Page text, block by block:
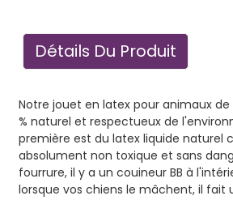
Détails Du Produit
Notre jouet en latex pour animaux
% naturel et respectueux de
première est du latex liquide naturel
absolument non toxique et sans
fourrure, il y a un couineur BB à
lorsque vos chiens le mâchent, il fait